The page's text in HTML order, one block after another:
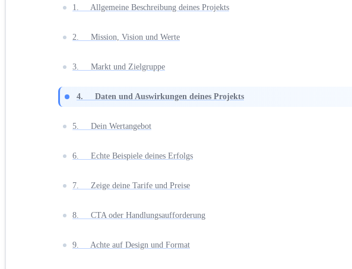
1. Allgemeine Beschreibung deines Projekts
2. Mission, Vision und Werte
3. Markt und Zielgruppe
4. Daten und Auswirkungen deines Projekts
5. Dein Wertangebot
6. Echte Beispiele deines Erfolgs
7. Zeige deine Tarife und Preise
8. CTA oder Handlungsaufforderung
9. Achte auf Design und Format